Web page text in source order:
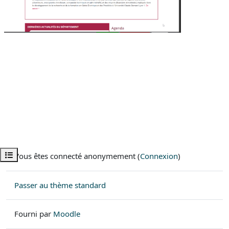
Ouvrir l’index du cours
Vous êtes connecté anonymement (Connexion)
Passer au thème standard
Fourni par Moodle